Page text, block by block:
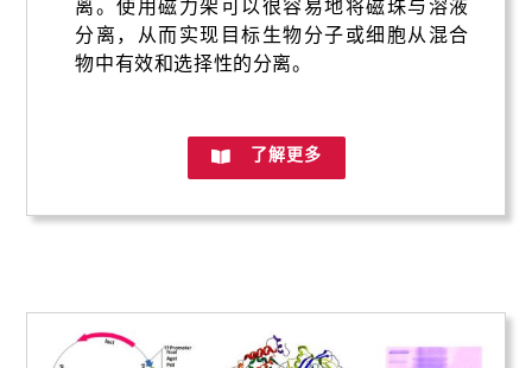
离。使用磁力架可以很容易地将磁珠与溶液
分离，从而实现目标生物分子或细胞从混合
物中有效和选择性的分离。
了解更多